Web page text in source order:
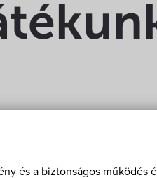
és a biztonságos működés
nyereményjátékunk